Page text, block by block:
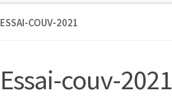
ESSAI-COUV-2021
Essai-couv-2021